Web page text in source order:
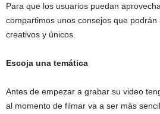
Para que los usuarios puedan
compartimos unos consejos que
creativos y únicos.
Escoja una temática
Antes de empezar a grabar su video
al momento de filmar va a ser más